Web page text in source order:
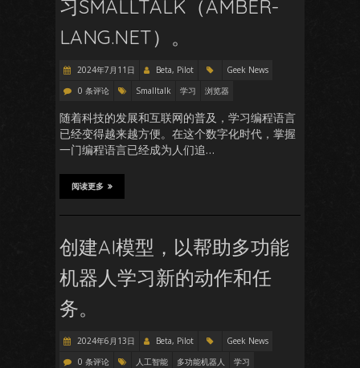
习SMALLTALK（AMBER-
LANG.NET）。
2024年7月11日 Beta, Pilot
Geek News
0 条评论
Smalltalk 学习 浏览器
随着科技的发展和互联网的普及，学习编程语言
已经变得越来越方便。在这个数字化时代，掌握
一门编程语言已经成为人们追…
阅读更多
创建AI模型，以帮助多功能
机器人学习新的动作和任
务。
2024年6月13日 Beta, Pilot
Geek News
0 条评论
人工智能 多功能机器人 学习